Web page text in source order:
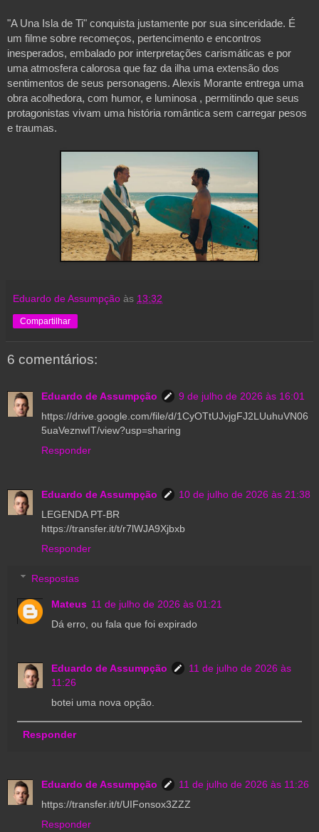
"A Una Isla de Ti" conquista justamente por sua sinceridade. É
um filme sobre recomeços, pertencimento e encontros
inesperados, embalado por interpretações carismáticas e por
uma atmosfera calorosa que faz da ilha uma extensão dos
sentimentos de seus personagens. Alexis Morante entrega uma
obra acolhedora, com humor, e luminosa , permitindo que seus
protagonistas vivam uma história romântica sem carregar pesos
e traumas.
Eduardo de Assumpção às 13:32
Compartilhar
6 comentários:
Eduardo de Assumpção
9 de julho de 2026 às 16:01
https://drive.google.com/file/d/1CyOTtUJvjgFJ2LUuhuVN06
5uaVeznwIT/view?usp=sharing
Responder
Eduardo de Assumpção
10 de julho de 2026 às 21:38
LEGENDA PT-BR
https://transfer.it/t/r7lWJA9Xjbxb
Responder
Respostas
Mateus 11 de julho de 2026 às 01:21
Dá erro, ou fala que foi expirado
Eduardo de Assumpção
11 de julho de 2026 às
11:26
botei uma nova opção.
Responder
Eduardo de Assumpção
11 de julho de 2026 às 11:26
https://transfer.it/t/UIFonsox3ZZZ
Responder